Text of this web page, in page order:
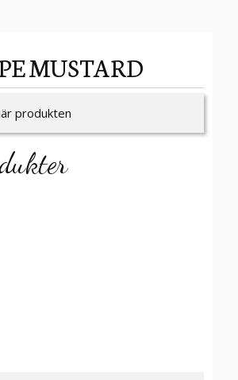
MUSTARD
produkten